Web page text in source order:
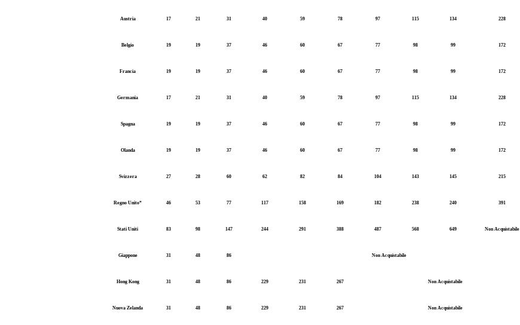
Austria 17 21 31 40 59 78 97 115 134 228
Belgio 19 19 37 46 60 67 77 98 99 172
Francia 19 19 37 46 60 67 77 98 99 172
Germania 17 21 31 40 59 78 97 115 134 228
Spagna 19 19 37 46 60 67 77 98 99 172
Olanda 19 19 37 46 60 67 77 98 99 172
Svizzera 27 28 60 62 82 84 104 143 145 215
Regno Unito* 46 53 77 117 158 169 182 238 240 391
Stati Uniti 83 98 147 244 291 388 487 568 649 Non Acquistabile
Giappone 31 48 86 Non Acquistabile
Hong Kong 31 48 86 229 231 267 Non Acquistabile
Nuova Zelanda 31 48 86 229 231 267 Non Acquistabile